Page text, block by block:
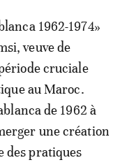
1962-1974»
veuve de
cruciale
au Maroc.
de 1962 à
une création
des pratiques